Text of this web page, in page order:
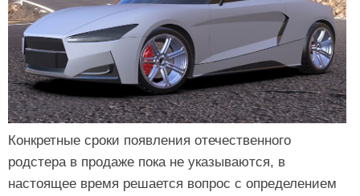
Конкретные сроки появления отечественного
родстера в продаже пока не указываются, в
настоящее время решается вопрос с определением